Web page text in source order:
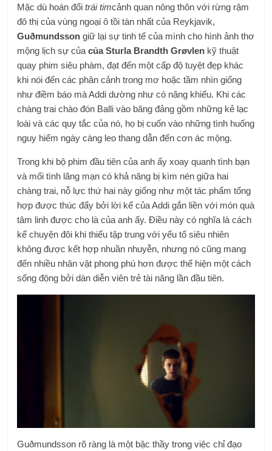
Mặc dù hoán đổitrái timcảnh quan nông thôn với rừng rậm
đô thị của vùng ngoại ô tồi tàn nhất của Reykjavik,
Guðmundssongiữ lại sự tinh tế của mình cho hình ảnh thơ
mộng lịch sự củacủa Sturla Brandth Grøvlen kỹ thuật
quay phim siêu phàm, đạt đến một cấp độ tuyệt đẹp khác
khi nói đến các phân cảnh trong mơ hoặc tầm nhìn giống
như điềm báo mà Addi dường như có năng khiếu. Khi các
chàng trai chào đón Balli vào băng đảng gồm những kẻ lạc
loài và các quy tắc của nó, họ bị cuốn vào những tình huống
nguy hiểm ngày càng leo thang dẫn đến cơn ác mộng.
Trong khi bộ phim đầu tiên của anh ấy xoay quanh tình bạn
và mối tình lãng mạn có khả năng bị kìm nén giữa hai
chàng trai, nỗ lực thứ hai này giống như một tác phẩm tổng
hợp được thúc đẩy bởi lời kể của Addi gắn liền với món quà
tâm linh được cho là của anh ấy. Điều này có nghĩa là cách
kể chuyện đôi khi thiếu tập trung với yếu tố siêu nhiên
không được kết hợp nhuần nhuyễn, nhưng nó cũng mang
đến nhiều nhân vật phong phú hơn được thể hiện một cách
sống động bởi dàn diễn viên trẻ tài năng lần đầu tiên.
Guðmundsson rõ ràng là một bậc thầy trong việc chỉ đạo